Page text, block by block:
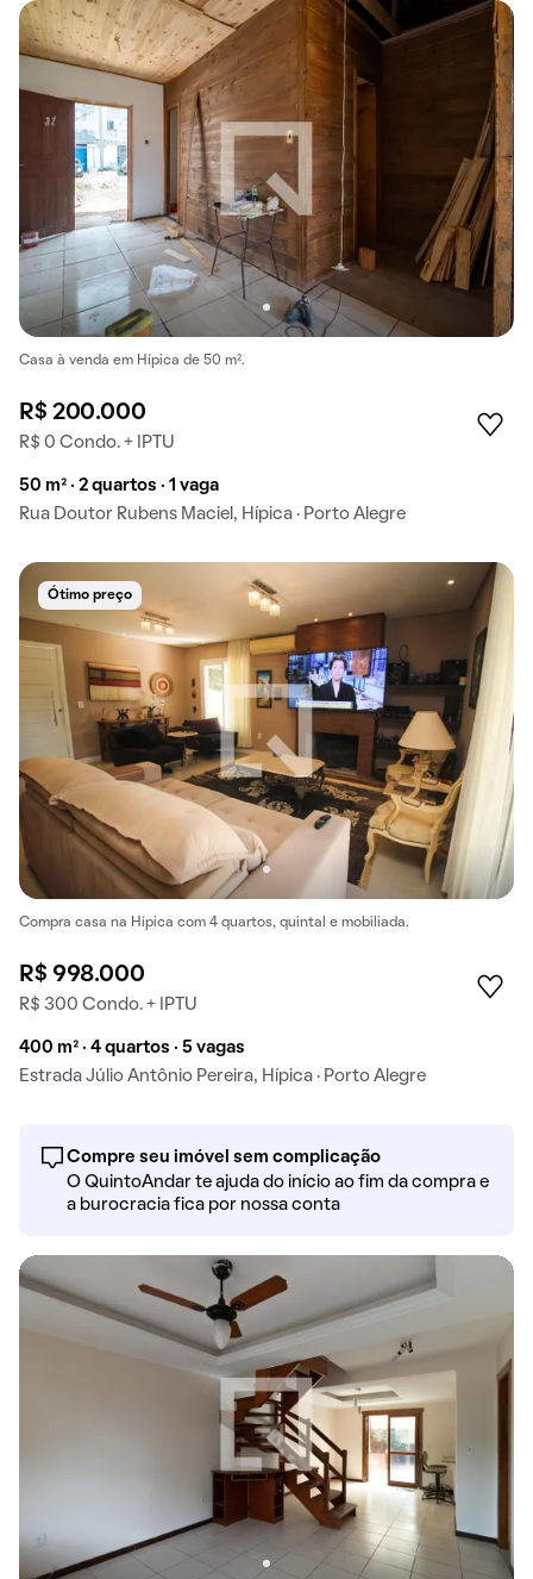
Casa à venda em Hípica de 50 m².
R$ 200.000
R$ 0 Condo. + IPTU
50 m² · 2 quartos · 1 vaga
Rua Doutor Rubens Maciel, Hípica · Porto Alegre
Ótimo preço
Compra casa na Hípica com 4 quartos, quintal e mobiliada.
R$ 998.000
R$ 300 Condo. + IPTU
400 m² · 4 quartos · 5 vagas
Estrada Júlio Antônio Pereira, Hípica · Porto Alegre
Compre seu imóvel sem complicação
O QuintoAndar te ajuda do início ao fim da compra e
a burocracia fica por nossa conta